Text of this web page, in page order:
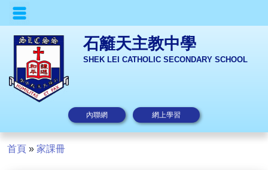
石籬天主教中學
SHEK LEI CATHOLIC SECONDARY SCHOOL
內聯網 網上學習
首頁 » 家課冊